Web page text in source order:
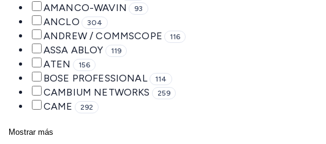
AMANCO-WAVIN 93
ANCLO 304
ANDREW / COMMSCOPE 116
ASSA ABLOY 119
ATEN 156
BOSE PROFESSIONAL 114
CAMBIUM NETWORKS 259
CAME 292
Mostrar más